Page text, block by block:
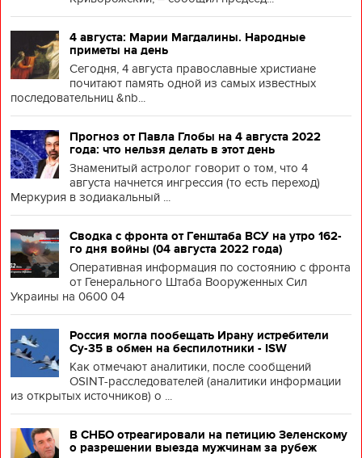
4 августа: Марии Магдалины. Народные
приметы на день
Сегодня, 4 августа православные христиане
почитают память одной из самых известных
последовательниц &nb...
Прогноз от Павла Глобы на 4 августа 2022
года: что нельзя делать в этот день
Знаменитый астролог говорит о том, что 4
августа начнется ингрессия (то есть переход)
Меркурия в зодиакальный ...
Сводка с фронта от Генштаба ВСУ на утро 162-
го дня войны (04 августа 2022 года)
Оперативная информация по состоянию с фронта
от Генерального Штаба Вооруженных Сил
Украины на 0600 04
Россия могла пообещать Ирану истребители
Су-35 в обмен на беспилотники - ISW
Как отмечают аналитики, после сообщений
OSINT-расследователей (аналитики информации
из открытых источников) о ...
В СНБО отреагировали на петицию Зеленскому
о разрешении выезда мужчинам за рубеж